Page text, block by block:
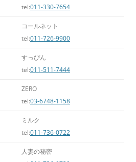
tel:011-330-7654
コールネット
tel:011-726-9900
すっぴん
tel:011-511-7444
ZERO
tel:03-6748-1158
ミルク
tel:011-736-0722
人妻の秘密